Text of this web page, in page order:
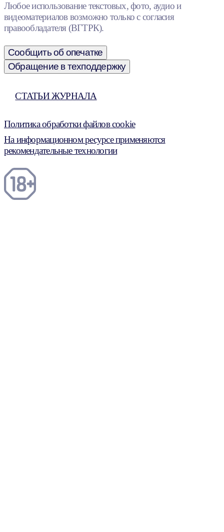
Любое использование текстовых, фото, аудио и
видеоматериалов возможно только с согласия
правообладателя (ВГТРК).
Сообщить об опечатке
Обращение в техподдержку
СТАТЬИ ЖУРНАЛА
Политика обработки файлов cookie
На информационном ресурсе применяются
рекомендательные технологии